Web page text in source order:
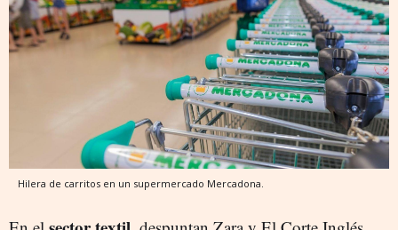
Hilera de carritos en un supermercado Mercadona.